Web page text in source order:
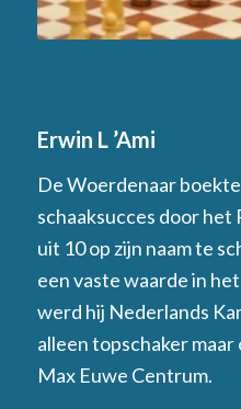
Erwin L ’Ami
De Woerdenaar
schaaksucces door het
uit 10 op zijn naam te
een vaste waarde in
werd hij Nederlands
alleen topschaker
Max Euwe Centrum.